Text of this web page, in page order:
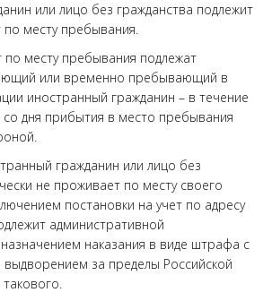
или лицо без гражданства подлежит
по месту пребывания.
по месту пребывания подлежат
или временно пребывающий в
иностранный гражданин – в течение
дня прибытия в место пребывания
гражданин или лицо без
не проживает по месту своего
постановки на учет по адресу
административной
наказания в виде штрафа с
за пределы Российской